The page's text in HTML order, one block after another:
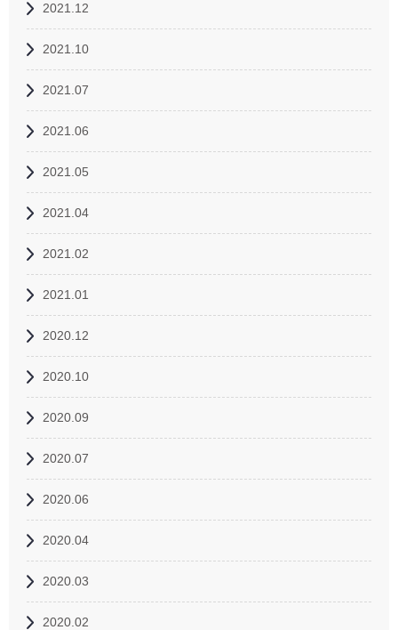
2021.12
2021.10
2021.07
2021.06
2021.05
2021.04
2021.02
2021.01
2020.12
2020.10
2020.09
2020.07
2020.06
2020.04
2020.03
2020.02